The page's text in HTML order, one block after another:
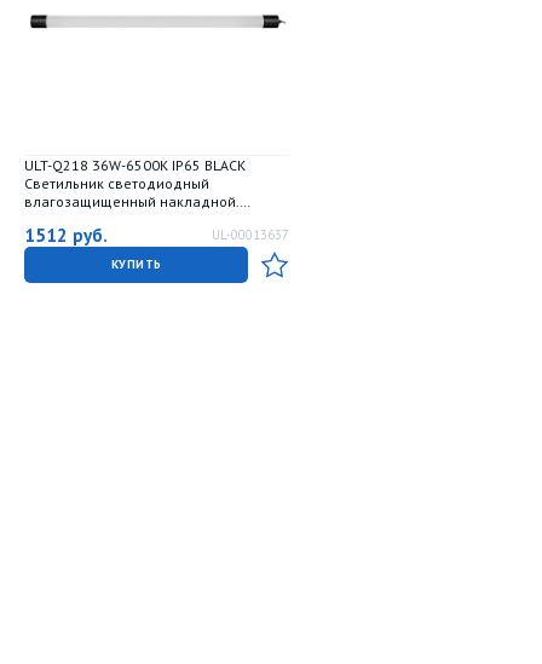
ULT-Q218 36W-6500К IP65 BLACK
Светильник светодиодный
влагозащищенный накладной.
ТМ Volpe
1512 руб. UL-00013637
КУПИТЬ